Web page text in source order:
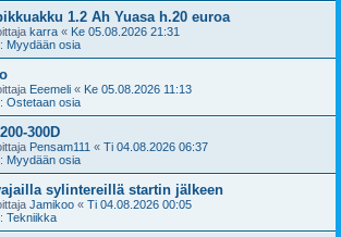
1.2 Ah Yuasa h.20 euroa
karra « Ke 05.08.2026 21:31
Myydään osia
Eeemeli « Ke 05.08.2026 11:13
Ostetaan osia
300D
Pensam111 « Ti 04.08.2026 06:37
Myydään osia
sylintereillä startin jälkeen
Jamikoo « Ti 04.08.2026 00:05
Tekniikka